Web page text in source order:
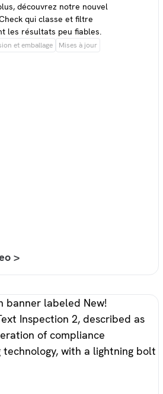
découvrez notre nouvel
qui classe et filtre
les résultats peu fiables.
et emballage Mises à jour
>